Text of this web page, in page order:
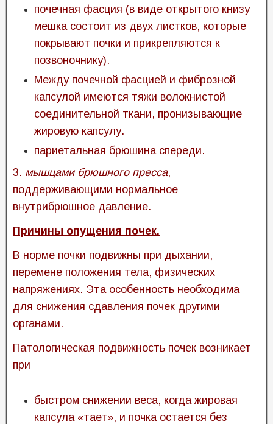
почечная фасция (в виде открытого книзу
мешка состоит из двух листков, которые
покрывают почки и прикрепляются к
позвоночнику).
Между почечной фасцией и фиброзной
капсулой имеются тяжи волокнистой
соединительной ткани, пронизывающие
жировую капсулу.
париетальная брюшина спереди.
3. мышцами брюшного пресса,
поддерживающими нормальное
внутрибрюшное давление.
Причины опущения почек.
В норме почки подвижны при дыхании,
перемене положения тела, физических
напряжениях. Эта особенность необходима
для снижения сдавления почек другими
органами.
Патологическая подвижность почек возникает
при
быстром снижении веса, когда жировая
капсула «тает», и почка остается без